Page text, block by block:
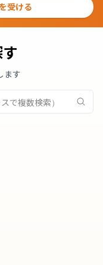
受ける
ます